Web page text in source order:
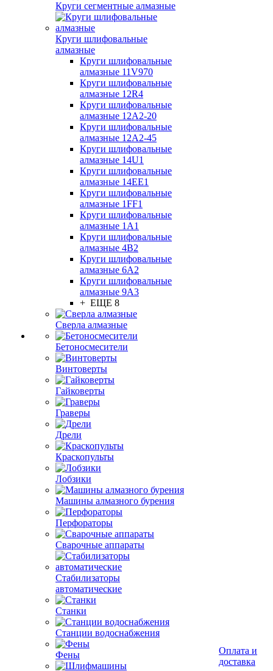
Круги сегментные алмазные
Круги шлифовальные
алмазные
Круги шлифовальные
алмазные 11V970
Круги шлифовальные
алмазные 12R4
Круги шлифовальные
алмазные 12А2-20
Круги шлифовальные
алмазные 12А2-45
Круги шлифовальные
алмазные 14U1
Круги шлифовальные
алмазные 14ЕЕ1
Круги шлифовальные
алмазные 1FF1
Круги шлифовальные
алмазные 1А1
Круги шлифовальные
алмазные 4В2
Круги шлифовальные
алмазные 6A2
Круги шлифовальные
алмазные 9А3
+ ЕЩЕ 8
Сверла алмазные
Бетоносмесители
Винтоверты
Гайковерты
Граверы
Дрели
Краскопульты
Лобзики
Машины алмазного бурения
Перфораторы
Сварочные аппараты
Стабилизаторы
автоматические
Станки
Станции водоснабжения
Фены
Оплата и
доставка